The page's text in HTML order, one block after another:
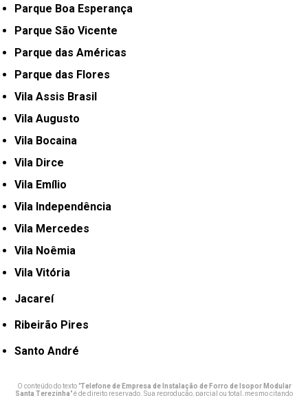
Parque Boa Esperança
Parque São Vicente
Parque das Américas
Parque das Flores
Vila Assis Brasil
Vila Augusto
Vila Bocaina
Vila Dirce
Vila Emílio
Vila Independência
Vila Mercedes
Vila Noêmia
Vila Vitória
Jacareí
Ribeirão Pires
Santo André
O conteúdo do texto "Telefone de Empresa de Instalação de Forro de Isopor Modular
Santa Terezinha" é de direito reservado. Sua reprodução, parcial ou total, mesmo citando